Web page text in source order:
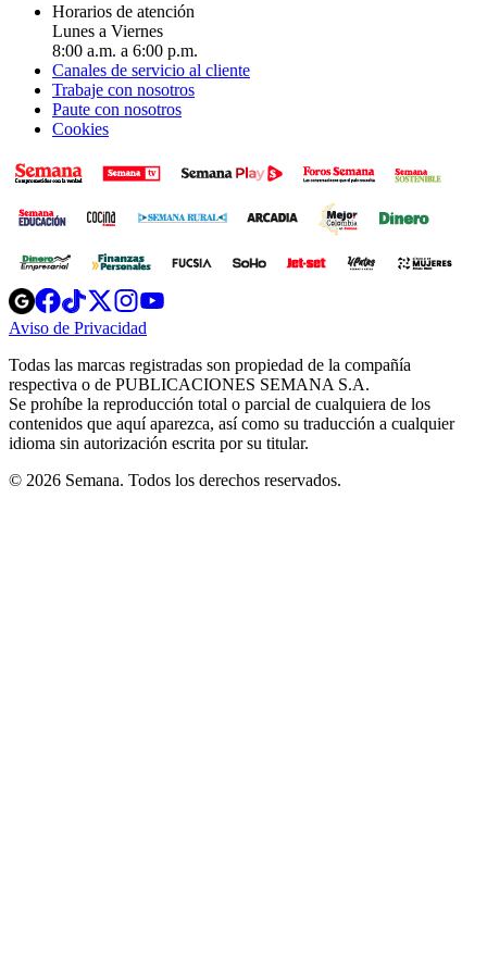
Horarios de atención
Lunes a Viernes
8:00 a.m. a 6:00 p.m.
Canales de servicio al cliente
Trabaje con nosotros
Paute con nosotros
Cookies
Opens
in
new
Opens
in
new
Opens
in
new
window
Opens
new
windowwindow
Aviso de Privacidad
new
window
Todas las marcas registradas son propiedad de la compañía
respectiva o de PUBLICACIONES SEMANA S.A.
Se prohíbe la reproducción total o parcial de cualquiera de los
contenidos que aquí aparezca, así como su traducción a cualquier
idioma sin autorización escrita por su titular.
© 2026 Semana. Todos los derechos reservados.